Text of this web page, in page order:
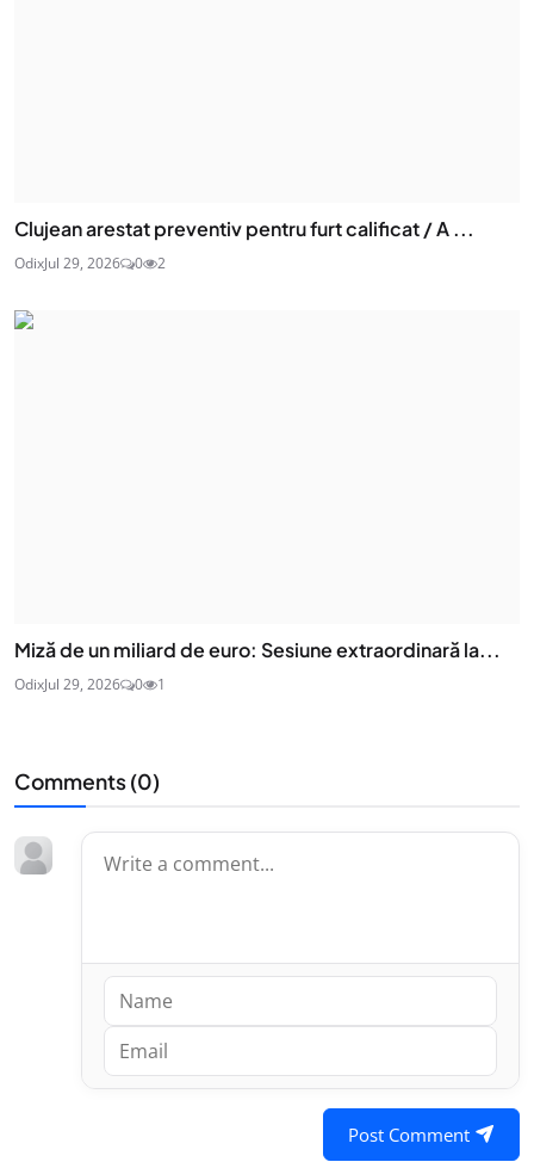
Clujean arestat preventiv pentru furt calificat / A ...
OdixJul 29, 2026 0 2
Miză de un miliard de euro: Sesiune extraordinară la...
OdixJul 29, 2026 0 1
Comments (0)
Post Comment